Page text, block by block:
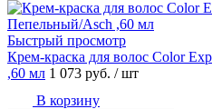
Быстрый просмотр
Крем-краска для волос Color
,60 мл 1 073 руб. / шт
В корзину